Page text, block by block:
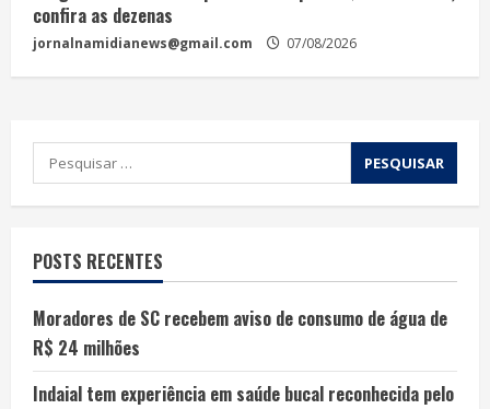
confira as dezenas
jornalnamidianews@gmail.com 07/08/2026
POSTS RECENTES
Moradores de SC recebem aviso de consumo de água de
R$ 24 milhões
Indaial tem experiência em saúde bucal reconhecida pelo